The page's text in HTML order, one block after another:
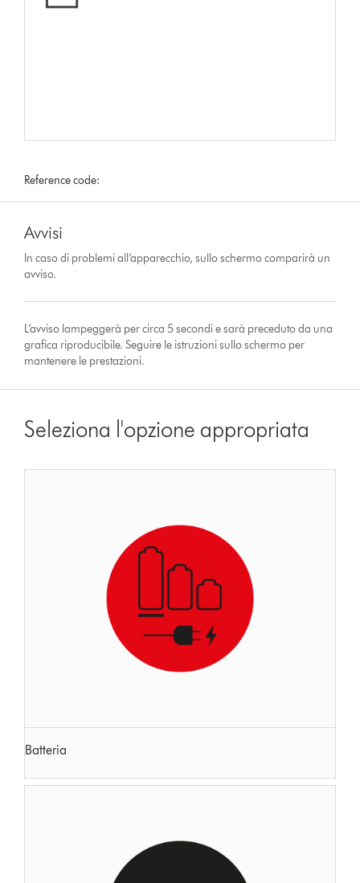
Reference code:
Avvisi
In caso di problemi all’apparecchio, sullo schermo comparirà un
avviso.
L’avviso lampeggerà per circa 5 secondi e sarà preceduto da una
grafica riproducibile. Seguire le istruzioni sullo schermo per
mantenere le prestazioni.
Seleziona l'opzione appropriata
Batteria